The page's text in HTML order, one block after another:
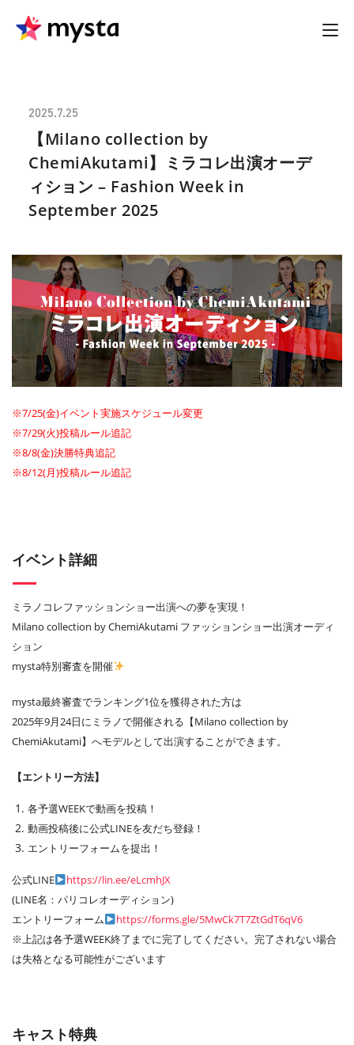
2025.7.25
【Milano collection by
ChemiAkutami】ミラコレ出演オーデ
ィション – Fashion Week in
September 2025
※7/25(金)イベント実施スケジュール変更
※7/29(火)投稿ルール追記
※8/8(金)決勝特典追記
※8/12(月)投稿ルール追記
イベント詳細
ミラノコレファッションショー出演への夢を実現！
Milano collection by ChemiAkutami ファッションショー出演オーディ
ション
mysta特別審査を開催
mysta最終審査でランキング1位を獲得された方は
2025年9月24日にミラノで開催される【Milano collection by
ChemiAkutami】へモデルとして出演することができます。
【エントリー方法】
各予選WEEKで動画を投稿！
動画投稿後に公式LINEを友だち登録！
エントリーフォームを提出！
公式LINE
https://lin.ee/eLcmhJX
(LINE名：パリコレオーディション)
エントリーフォーム
https://forms.gle/5MwCk7T7ZtGdT6qV6
※上記は各予選WEEK終了までに完了してください。完了されない場合
は失格となる可能性がございます
キャスト特典